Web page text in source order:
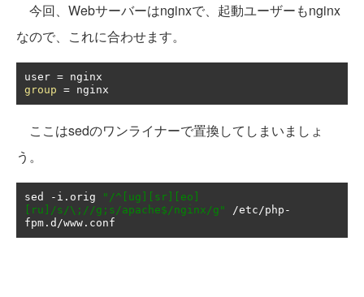
今回、Webサーバーはnginxで、起動ユーザーもnginx
なので、これに合わせます。
user =
group =
ここはsedのワンライナーで置換してしまいましょ
う。
sed - i . orig
"/^[ug][sr][eo]
[ru]/s/\;//g;s/apache$/nginx/g"
/etc/php -
fpm . d /www . conf